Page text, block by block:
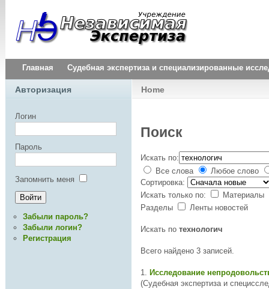
Главная Судебная экспертиза и специализированные
Home
Поиск
Искать по:
Все слова
Любое слово
Сортировка:
Искать только по:
Материалы
Разделы
Ленты новостей
Искать по технологич
Всего найдено 3 записей.
1.
(Судебная экспертиза и
Авторизация
Логин
Пароль
Запомнить меня
Забыли пароль?
Забыли логин?
Регистрация